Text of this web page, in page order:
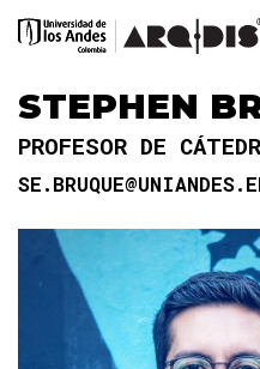
STEPHEN
PROFESOR DE